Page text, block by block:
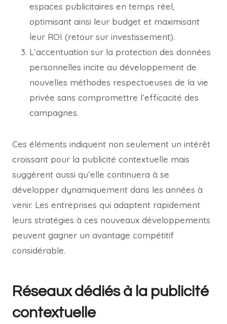
espaces publicitaires en temps réel,
optimisant ainsi leur budget et maximisant
leur ROI (retour sur investissement).
L’accentuation sur la protection des données
personnelles incite au développement de
nouvelles méthodes respectueuses de la vie
privée sans compromettre l’efficacité des
campagnes.
Ces éléments indiquent non seulement un intérêt
croissant pour la publicité contextuelle mais
suggèrent aussi qu’elle continuera à se
développer dynamiquement dans les années à
venir. Les entreprises qui adaptent rapidement
leurs stratégies à ces nouveaux développements
peuvent gagner un avantage compétitif
considérable.
Réseaux dédiés à la publicité
contextuelle